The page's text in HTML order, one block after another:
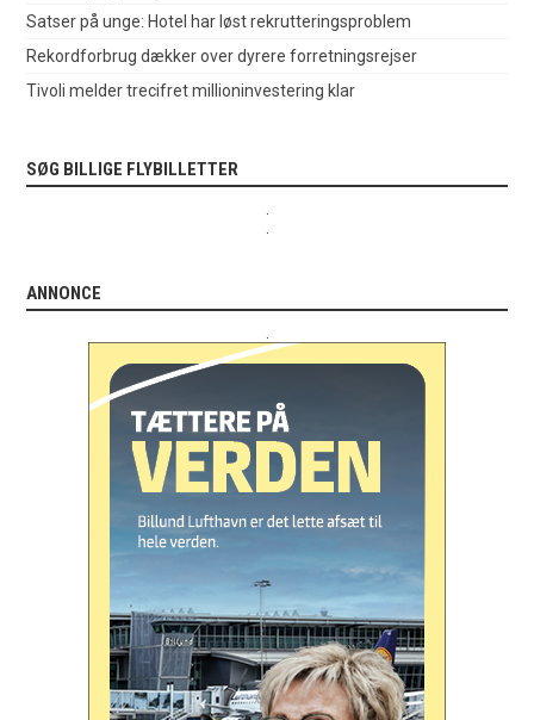
Satser på unge: Hotel har løst rekrutteringsproblem
Rekordforbrug dækker over dyrere forretningsrejser
Tivoli melder trecifret millioninvestering klar
SØG BILLIGE FLYBILLETTER
ANNONCE